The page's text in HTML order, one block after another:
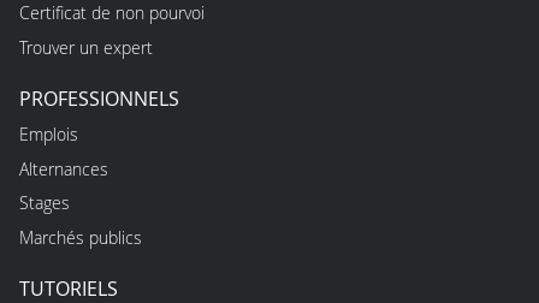
Certificat de non pourvoi
Trouver un expert
PROFESSIONNELS
Emplois
Alternances
Stages
Marchés publics
TUTORIELS